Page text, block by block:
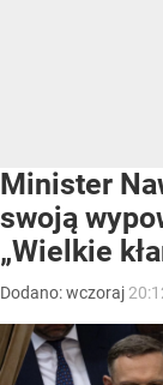
Minister
swoją
„Wielkie
Dodano:wczoraj